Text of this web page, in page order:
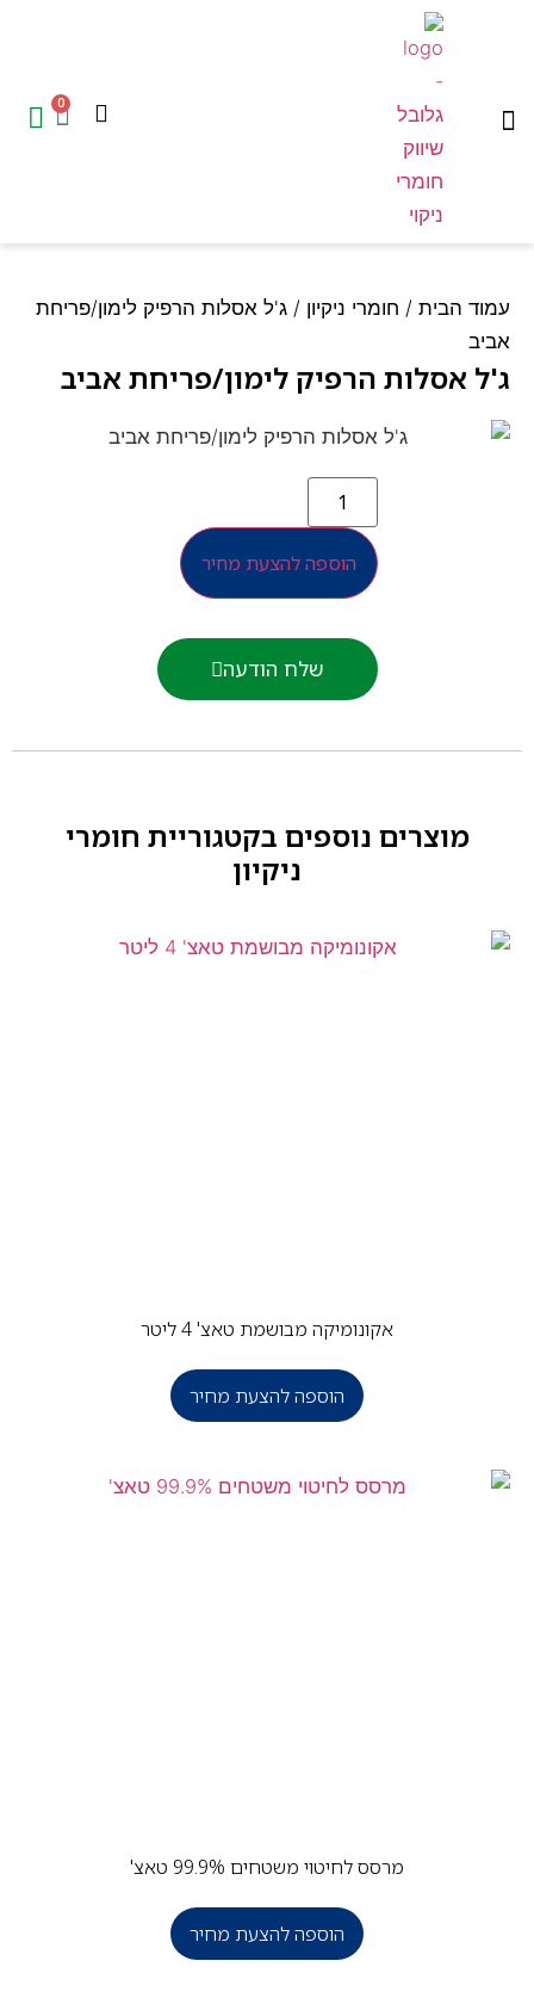
0
הבית /חומרי ניקיון / ג'ל אסלות הרפיק לימון/פריחת
אסלות הרפיק לימון/פריחת אביב
הוספה להצעת מחיר
שלח הודעה
מוצרים נוספים בקטגורייתחומרי
ניקיון
אקונומיקה מבושמת טאצ' 4 ליטר
הוספה להצעת מחיר
מרסס לחיטוי משטחים 99.9% טאצ'
הוספה להצעת מחיר